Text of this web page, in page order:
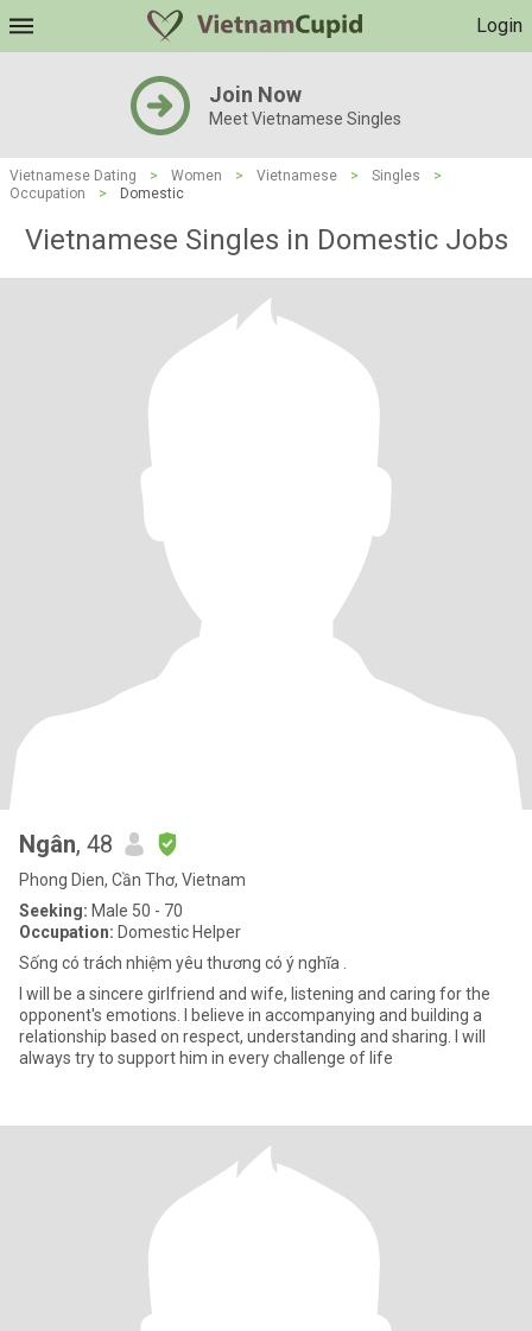
Login
Join Now
Meet Vietnamese Singles
Vietnamese Dating > Women > Vietnamese > Singles
>
Occupation
> Domestic
Vietnamese Singles in Domestic Jobs
Ngân, 48
Phong Dien, Cần Thơ, Vietnam
Seeking: Male 50 - 70
Occupation: Domestic Helper
Sống có trách nhiệm yêu thương có ý nghĩa .
I will be a sincere girlfriend and wife, listening and caring for the
opponent's emotions. I believe in accompanying and building a
relationship based on respect, understanding and sharing. I will
always try to support him in every challenge of life